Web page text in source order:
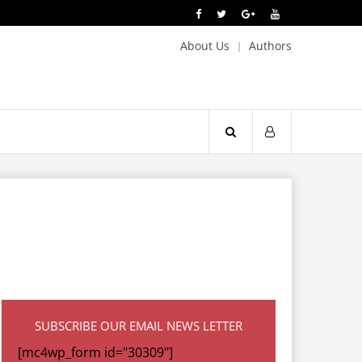
About Us Authors
SUBSCRIBE OUR EMAIL NEWS LETTER
[mc4wp_form id="30309"]